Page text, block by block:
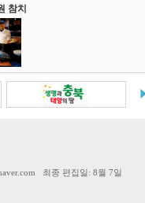
참치
최종 편집일: 8월 7일